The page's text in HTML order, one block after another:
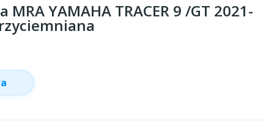
YAMAHA TRACER 9 /GT 2021-